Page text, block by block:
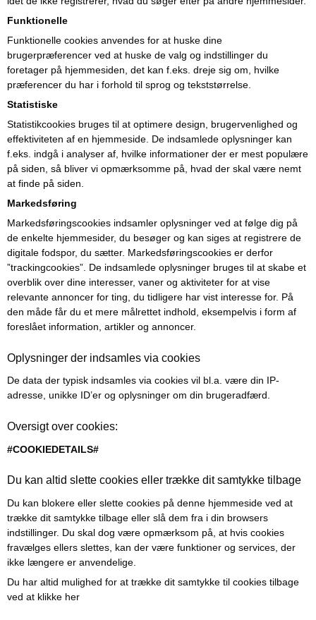
Funktionelle
Funktionelle cookies anvendes for at huske dine
brugerpræferencer ved at huske de valg og indstillinger du
foretager på hjemmesiden, det kan f.eks. dreje sig om, hvilke
præferencer du har i forhold til sprog og tekststørrelse.
Statistiske
Statistikcookies bruges til at optimere design, brugervenlighed og
effektiviteten af en hjemmeside. De indsamlede oplysninger kan
f.eks. indgå i analyser af, hvilke informationer der er mest populære
på siden, så bliver vi opmærksomme på, hvad der skal være nemt
at finde på siden.
Markedsføring
Markedsføringscookies indsamler oplysninger ved at følge dig på
de enkelte hjemmesider, du besøger og kan siges at registrere de
digitale fodspor, du sætter. Markedsføringscookies er derfor
”trackingcookies”. De indsamlede oplysninger bruges til at skabe et
overblik over dine interesser, vaner og aktiviteter for at vise
relevante annoncer for ting, du tidligere har vist interesse for. På
den måde får du et mere målrettet indhold, eksempelvis i form af
foreslået information, artikler og annoncer.
Oplysninger der indsamles via cookies
De data der typisk indsamles via cookies vil bl.a. være din IP-
adresse, unikke ID’er og oplysninger om din brugeradfærd.
Oversigt over cookies:
#COOKIEDETAILS#
Du kan altid slette cookies eller trække dit samtykke tilbage
Du kan blokere eller slette cookies på denne hjemmeside ved at
trække dit samtykke tilbage eller slå dem fra i din browsers
indstillinger. Du skal dog være opmærksom på, at hvis cookies
fravælges ellers slettes, kan der være funktioner og services, der
ikke længere er anvendelige.
Du har altid mulighed for at trække dit samtykke til cookies tilbage
ved at klikke her